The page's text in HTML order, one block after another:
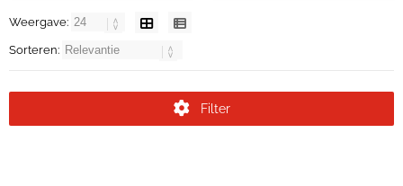
Weergave:
Sorteren:
Filter